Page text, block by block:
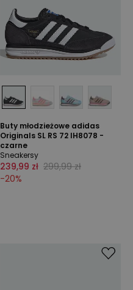
Buty młodzieżowe adidas
Originals SL RS 72 IH8078 -
czarne
Sneakersy
239,99 zł 299,99 zł
-20%